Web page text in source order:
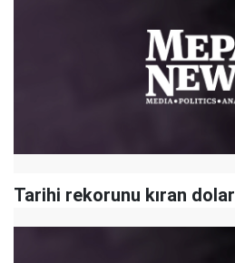
Tarihi rekorunu kıran